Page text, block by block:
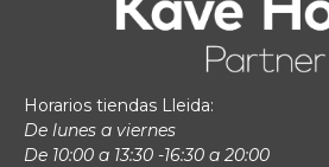
Horarios tiendas Lleida:
De lunes a viernes
De 10:00 a 13:30 -16:30 a 20:00